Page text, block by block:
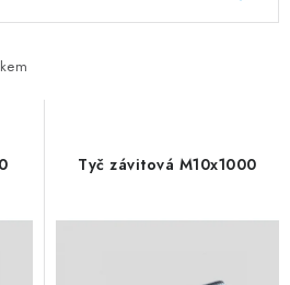
Tyč závitová M10x1000